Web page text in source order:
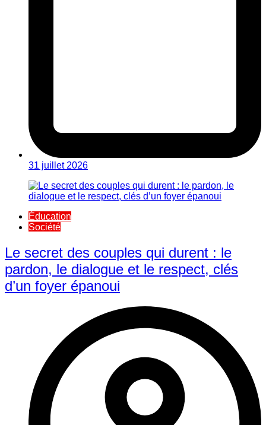
31 juillet 2026
Éducation
Société
Le secret des couples qui durent : le
pardon, le dialogue et le respect, clés
d’un foyer épanoui